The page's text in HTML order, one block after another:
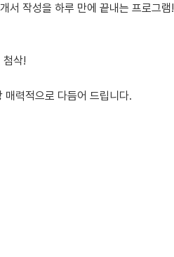
서 작성을 하루 만에 끝내는 프로그램!
삭!
력적으로 다듬어 드립니다.